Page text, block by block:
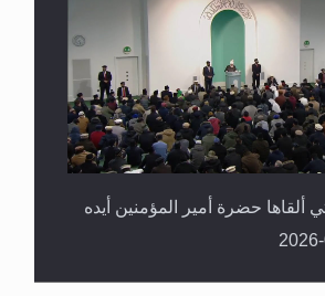
ألقاها حضرة أمير المؤمنين أيده